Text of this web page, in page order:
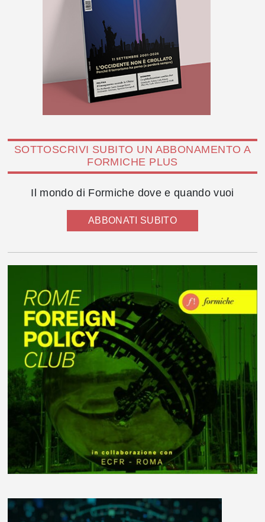
SOTTOSCRIVI SUBITO UN ABBONAMENTO A
FORMICHE PLUS
Il mondo di Formiche dove e quando vuoi
ABBONATI SUBITO